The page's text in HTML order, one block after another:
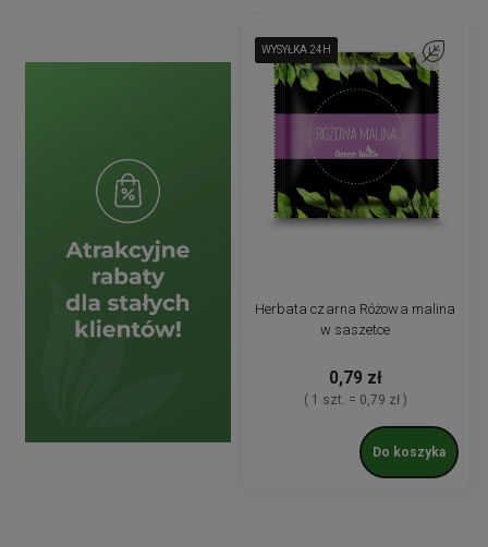
WYSYŁKA 24H
WYSYŁKA 24H
WYSYŁKA 24H
WYSYŁKA 24H
WYSYŁKA 24H
Herbata czarna Różowa malina
w saszetce
0,79 zł
( 1 szt. = 0,79 zł )
Do koszyka
Do